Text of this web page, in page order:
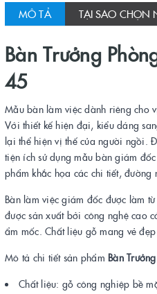
MÔ TẢ TẠI SAO CHỌN
Bàn Trưởng
45
Mẫu bàn làm việc dành riêng cho
Với thiết kế hiện đại, kiểu dáng
lại thể hiện vị thế của người ngồi.
tiện ích sử dụng mẫu bàn giám
phẩm khắc họa các chi tiết, đường
Bàn làm việc giám đốc được làm
được sản xuất bởi công nghệ cao
ẩm mốc. Chất liệu gỗ mang vẻ
Mô tả chi tiết sản phẩm Bàn
Chất liệu: gỗ công nghiệp bề